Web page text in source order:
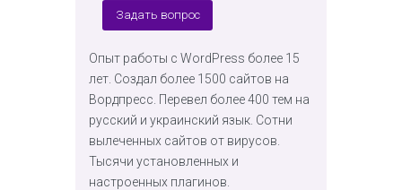
Задать вопрос
Опыт работы с WordPress более 15
лет. Создал более 1500 сайтов на
Вордпресс. Перевел более 400 тем на
русский и украинский язык. Сотни
вылеченных сайтов от вирусов.
Тысячи установленных и
настроенных плагинов.